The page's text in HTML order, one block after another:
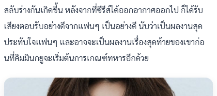
สลับร่างกันเกิดขึ้น หลังจากที่ซีรีส์ได้ออกอากาศออกไป ก็ได้รับ
เสียงตอบรับอย่างดีจากแฟนๆ เป็นอย่างดี นับว่าเป็นผลงานสุด
ประทับใจแฟนๆ และอาจจะเป็นผลงานเรื่องสุดท้ายของเขาก่อ
นที่คิมมินกยูจะเริ่มต้นการเกณฑ์ทหารอีกด้วย